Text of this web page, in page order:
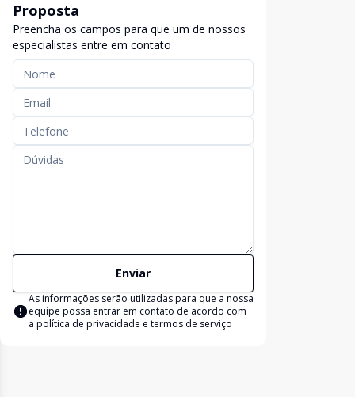
Proposta
Preencha os campos para que um de nossos
especialistas entre em contato
Enviar
As informações serão utilizadas para que a nossa
equipe possa entrar em contato de acordo com
a política de privacidade e termos de serviço